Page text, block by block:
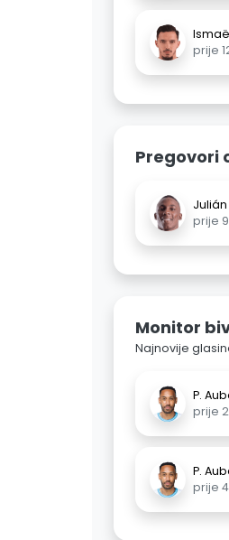
prije
Pregovori
prije
Monitor
Najnovije
P.
prije
P.
prije